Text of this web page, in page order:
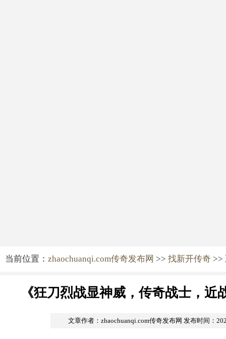
当前位置： zhaochuanqi.com传奇发布网 >> 找新开传奇 >>
《狂刀烈战显神威，传奇战士，近
文章作者：zhaochuanqi.com传奇发布网 发布时间：